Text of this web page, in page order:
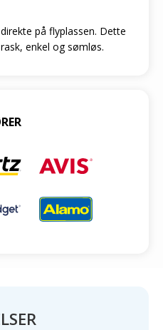
på flyplassen. Dette
enkel og sømløs.